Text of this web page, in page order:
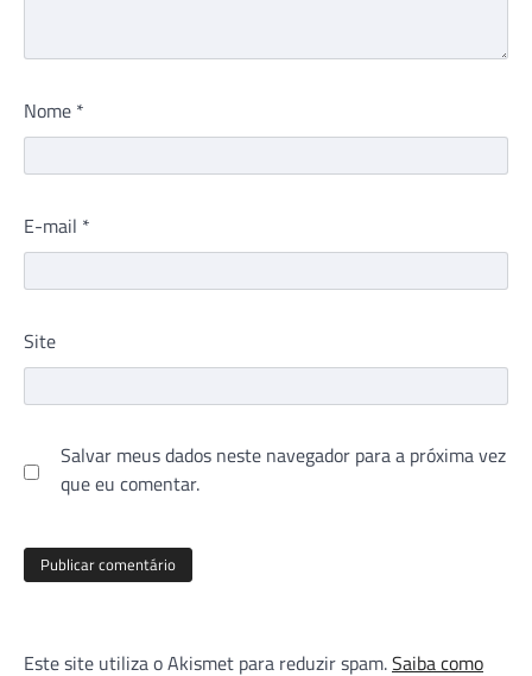
Nome *
E-mail *
Site
Salvar meus dados neste navegador para a próxima vez
que eu comentar.
Este site utiliza o Akismet para reduzir spam.Saiba como